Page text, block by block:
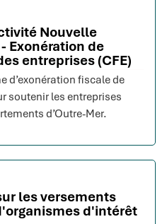
Nouvelle
Exonération de
entreprises (CFE)
d’exonération fiscale de
soutenir les entreprises
d’Outre-Mer.
les versements
d'intérêt